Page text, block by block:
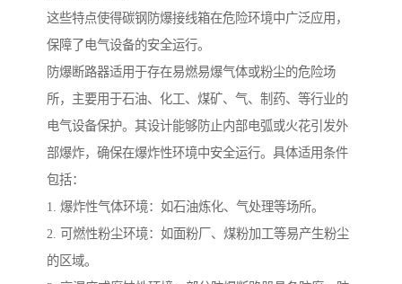
这些特点使得碳钢防爆接线箱在危险环境中广泛应用，
保障了电气设备的安全运行。
防爆断路器适用于存在易燃易爆气体或粉尘的危险场
所，主要用于石油、化工、煤矿、气、制药、等行业的
电气设备保护。其设计能够防止内部电弧或火花引发外
部爆炸，确保在爆炸性环境中安全运行。具体适用条件
包括：
1. 爆炸性气体环境：如石油炼化、气处理等场所。
2. 可燃性粉尘环境：如面粉厂、煤粉加工等易产生粉尘
的区域。